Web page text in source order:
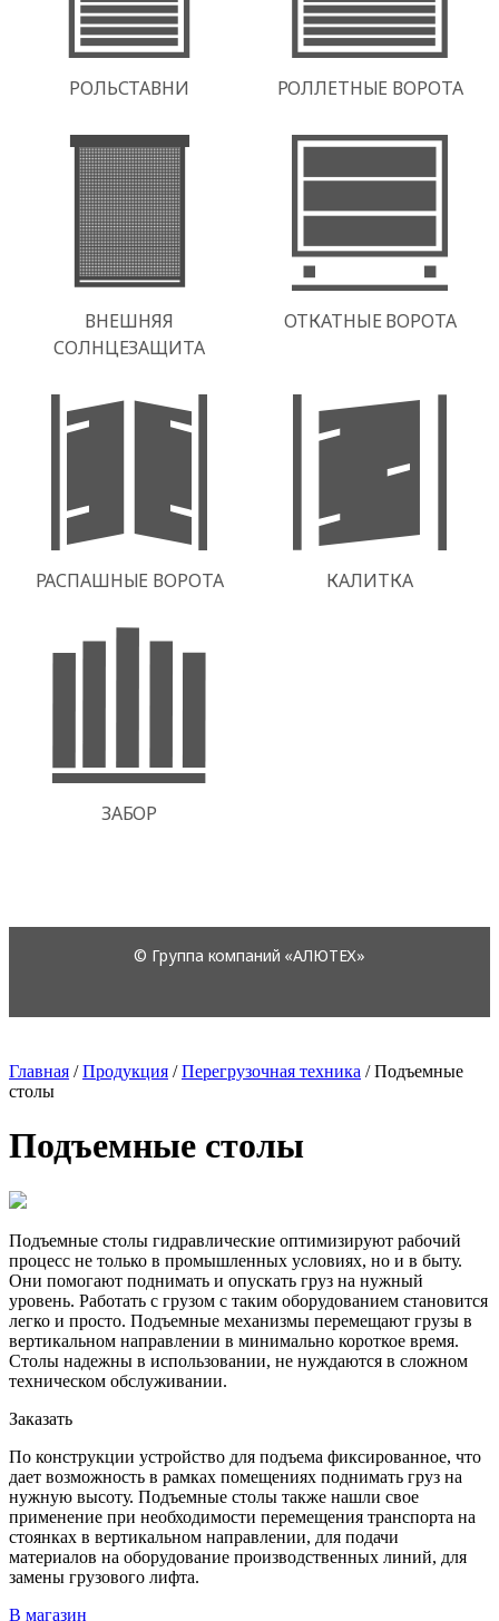
Главная /Продукция /Перегрузочная техника /Подъемные
столы
Подъемные столы
Подъемные столы гидравлические оптимизируют рабочий
процесс не только в промышленных условиях, но и в быту.
Они помогают поднимать и опускать груз на нужный
уровень. Работать с грузом с таким оборудованием становится
легко и просто. Подъемные механизмы перемещают грузы в
вертикальном направлении в минимально короткое время.
Столы надежны в использовании, не нуждаются в сложном
техническом обслуживании.
Заказать
По конструкции устройство для подъема фиксированное, что
дает возможность в рамках помещениях поднимать груз на
нужную высоту. Подъемные столы также нашли свое
применение при необходимости перемещения транспорта на
стоянках в вертикальном направлении, для подачи
материалов на оборудование производственных линий, для
замены грузового лифта.
В магазин